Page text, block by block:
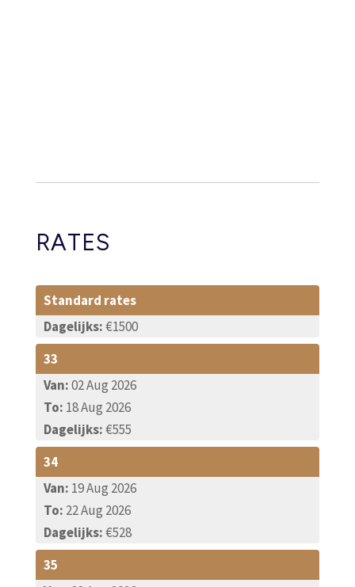
RATES
Standard rates
Dagelijks:€1500
33
Van:02 Aug 2026
To: 18 Aug 2026
Dagelijks:€555
34
Van: 19 Aug 2026
To: 22 Aug 2026
Dagelijks:€528
35